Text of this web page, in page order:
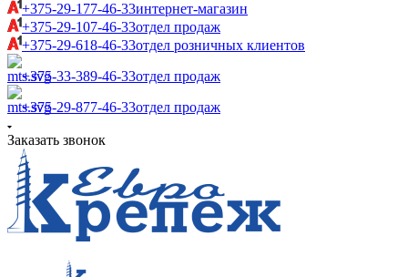
+375-29-177-46-33интернет-магазин
+375-29-107-46-33отдел продаж
+375-29-618-46-33отдел розничных клиентов
+375-33-389-46-33отдел продаж
+375-29-877-46-33отдел продаж
Заказать звонок